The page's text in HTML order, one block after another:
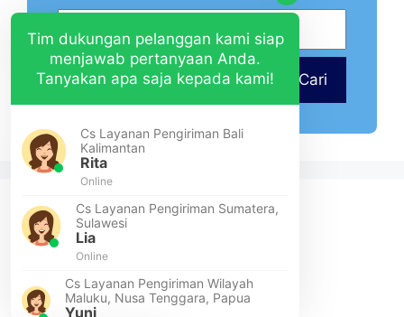
Cari
Tim dukungan pelanggan kami siap
menjawab pertanyaan Anda.
Tanyakan apa saja kepada kami!
Cs Layanan Pengiriman Bali
Kalimantan
Rita
Online
Cs Layanan Pengiriman Sumatera,
Sulawesi
Lia
Online
Cs Layanan Pengiriman Wilayah
Maluku, Nusa Tenggara, Papua
Yuni